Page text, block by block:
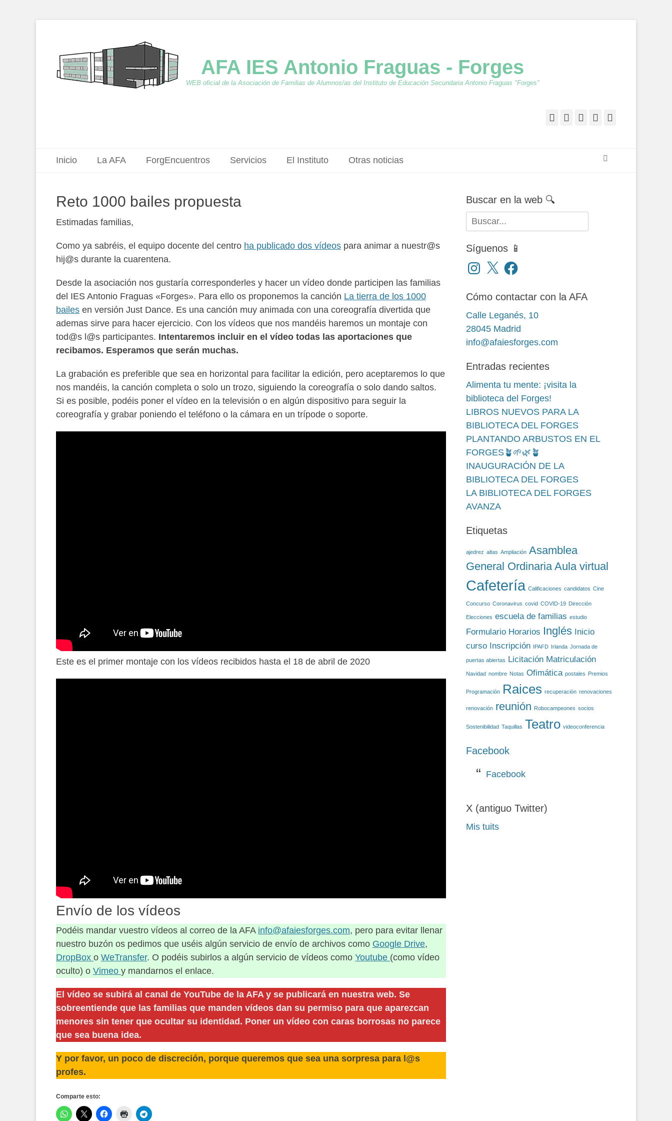
AFA IES Antonio Fraguas - Forges
WEB oficial de la Asociación de Familias de Alumnos/as del Instituto de Educación Secundaria Antonio Fraguas "Forges"
Facebook
Twitter
Feed YouTube
Menú principal
Saltar
Inicio La AFA ForgEncuentros Servicios El Instituto Otras noticias
Reto 1000 bailes propuesta
Estimadas familias,
Como ya sabréis, el equipo docente del centro ha publicado dos vídeos para animar a nuestr@s
hij@s durante la cuarentena.
Desde la asociación nos gustaría corresponderles y hacer un vídeo donde participen las familias
del IES Antonio Fraguas «Forges». Para ello os proponemos la canción La tierra de los 1000
bailes en versión Just Dance. Es una canción muy animada con una coreografía divertida que
ademas sirve para hacer ejercicio. Con los vídeos que nos mandéis haremos un montaje con
tod@s l@s participantes. Intentaremos incluir en el vídeo todas las aportaciones que
recibamos. Esperamos que serán muchas.
La grabación es preferible que sea en horizontal para facilitar la edición, pero aceptaremos lo que
nos mandéis, la canción completa o solo un trozo, siguiendo la coreografía o solo dando saltos.
Si es posible, podéis poner el vídeo en la televisión o en algún dispositivo para seguir la
coreografía y grabar poniendo el teléfono o la cámara en un trípode o soporte.
Este es el primer montaje con los vídeos recibidos hasta el 18 de abril de 2020
Envío de los vídeos
Podéis mandar vuestro vídeos al correo de la AFA info@afaiesforges.com, pero para evitar llenar
nuestro buzón os pedimos que uséis algún servicio de envío de archivos como Google Drive,
DropBox o WeTransfer. O podéis subirlos a algún servicio de vídeos como Youtube (como vídeo
oculto) o Vimeo y mandarnos el enlace.
El vídeo se subirá al canal de YouTube de la AFA y se publicará en nuestra web. Se
sobreentiende que las familias que manden vídeos dan su permiso para que aparezcan
menores sin tener que ocultar su identidad. Poner un vídeo con caras borrosas no parece
que sea buena idea.
Y por favor, un poco de discreción, porque queremos que sea una sorpresa para l@s
profes.
Comparte esto:
Buscar en la web 🔍
Buscar:
Síguenos 📱
Instagram
X Facebook
Cómo contactar con la AFA
Calle Leganés, 10
28045 Madrid
info@afaiesforges.com
Entradas recientes
Alimenta tu mente: ¡visita la
biblioteca del Forges!
LIBROS NUEVOS PARA LA
BIBLIOTECA DEL FORGES
PLANTANDO ARBUSTOS EN EL
FORGES🪴🌱🌿🪴
INAUGURACIÓN DE LA
BIBLIOTECA DEL FORGES
LA BIBLIOTECA DEL FORGES
AVANZA
Etiquetas
ajedrez altas Ampliación Asamblea
General Ordinaria Aula virtual
Cafetería Calificaciones candidatos Cine
Concurso Coronavirus covid COVID-19 Dirección
Elecciones escuela de familias estudio
Formulario Horarios Inglés Inicio
curso Inscripción IPAFD Irlanda Jornada de
puertas abiertas Licitación Matriculación
Navidad nombre Notas Ofimática postales Premios
Programación Raices recuperación renovaciones
renovación reunión Robocampeones socios
Sostenibilidad Taquillas Teatro videoconferencia
Facebook
Facebook
X (antiguo Twitter)
Mis tuits